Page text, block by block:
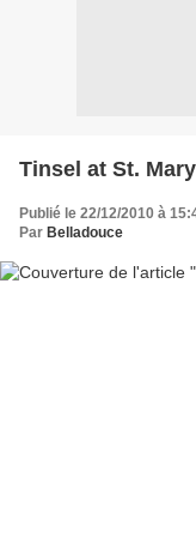
Tinsel at St.
Publié le 22/12/2010 à
Par Belladouce